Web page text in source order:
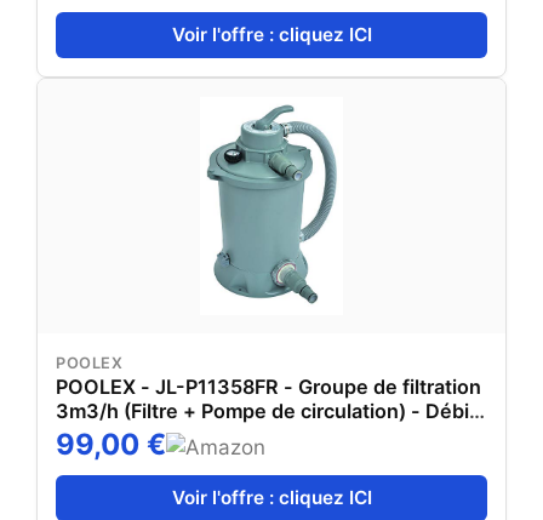
Voir l'offre : cliquez ICI
POOLEX
POOLEX - JL-P11358FR - Groupe de filtration
3m3/h (Filtre + Pompe de circulation) - Débit
d'eau 3,03 m3/h - 20 m3 - Design Compact
99,00 €
Voir l'offre : cliquez ICI